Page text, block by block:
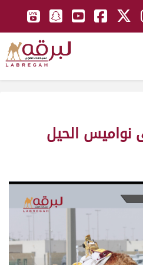
نواميس الحيل